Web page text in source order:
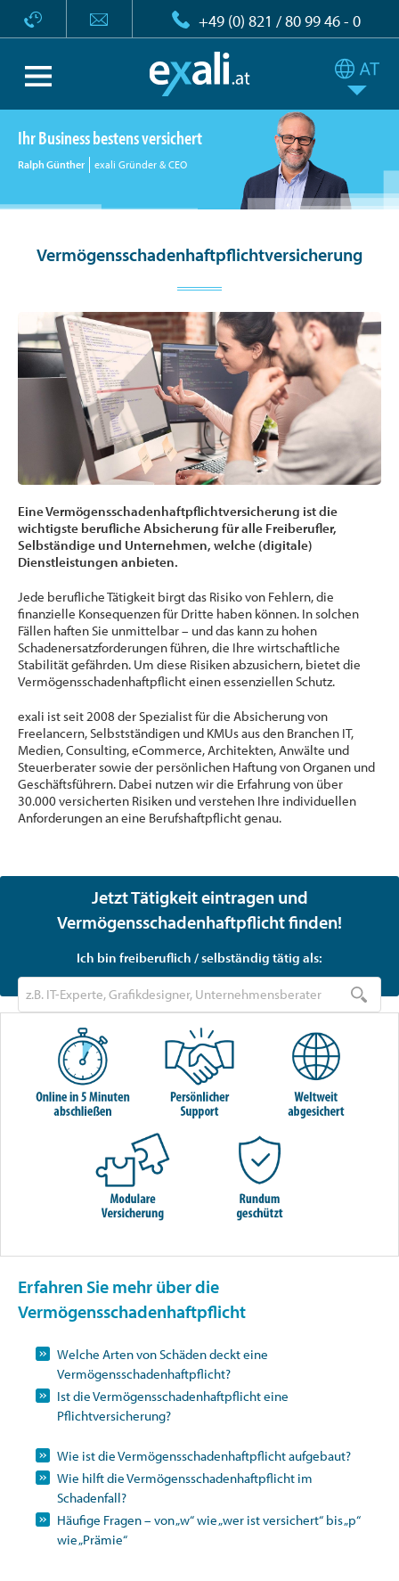
+49 (0) 821 / 80 99 46 - 0
Ihr Business bestens versichert
Ralph Günther exali Gründer & CEO
Vermögensschadenhaftpflichtversicherung
Eine Vermögensschadenhaftpflichtversicherung ist die
wichtigste berufliche Absicherung für alle Freiberufler,
Selbständige und Unternehmen, welche (digitale)
Dienstleistungen anbieten.
Jede berufliche Tätigkeit birgt das Risiko von Fehlern, die
finanzielle Konsequenzen für Dritte haben können. In solchen
Fällen haften Sie unmittelbar – und das kann zu hohen
Schadenersatzforderungen führen, die Ihre wirtschaftliche
Stabilität gefährden. Um diese Risiken abzusichern, bietet die
Vermögensschadenhaftpflicht einen essenziellen Schutz.
exali ist seit 2008 der Spezialist für die Absicherung von
Freelancern, Selbstständigen und KMUs aus den Branchen IT,
Medien, Consulting, eCommerce, Architekten, Anwälte und
Steuerberater sowie der persönlichen Haftung von Organen und
Geschäftsführern. Dabei nutzen wir die Erfahrung von über
30.000 versicherten Risiken und verstehen Ihre individuellen
Anforderungen an eine Berufshaftpflicht genau.
Jetzt Tätigkeit eintragen und
Vermögensschadenhaftpflicht finden!
Ich bin freiberuflich / selbständig tätig als:
Erfahren Sie mehr über die
Vermögensschadenhaftpflicht
Welche Arten von Schäden deckt eine
Vermögensschadenhaftpflicht?
Ist die Vermögensschadenhaftpflicht eine
Pflichtversicherung?
Wie ist die Vermögensschadenhaftpflicht aufgebaut?
Wie hilft die Vermögensschadenhaftpflicht im
Schadenfall?
Häufige Fragen – von „w“ wie „wer ist versichert“ bis „p“
wie „Prämie“